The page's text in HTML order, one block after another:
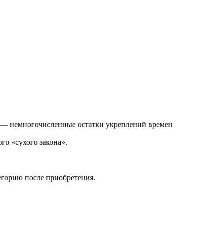
немногочисленные остатки укреплений времен
«сухого закона».
после приобретения.